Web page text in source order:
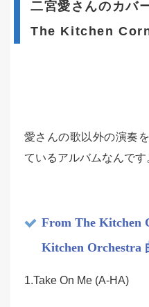
二宮愛さんのカ
The Kitchen
愛さんの歌以外の演奏
ているアルバムなんです
From The Kitchen
Kitchen Orchestra
1.Take On Me (A-HA)